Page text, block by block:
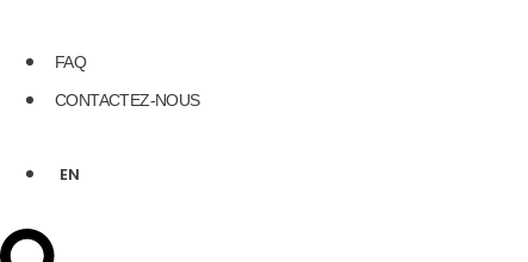
FAQ
CONTACTEZ-NOUS
EN